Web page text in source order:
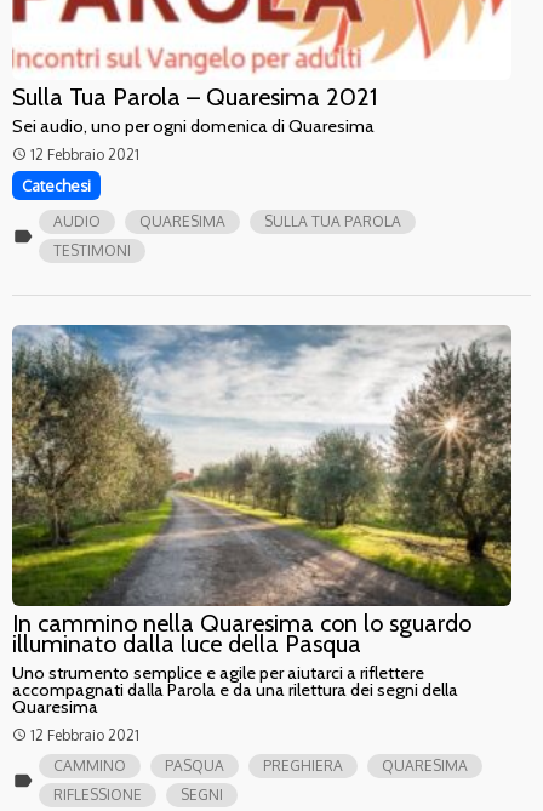
Sulla Tua Parola – Quaresima 2021
Sei audio, uno per ogni domenica di Quaresima
access_time 12 Febbraio 2021
Catechesi
label
AUDIO QUARESIMA
SULLA TUA PAROLA
TESTIMONI
In cammino nella Quaresima con lo sguardo
illuminato dalla luce della Pasqua
Uno strumento semplice e agile per aiutarci a riflettere
accompagnati dalla Parola e da una rilettura dei segni della
Quaresima
access_time 12 Febbraio 2021
label
CAMMINO PASQUA PREGHIERA
QUARESIMA
RIFLESSIONE
SEGNI